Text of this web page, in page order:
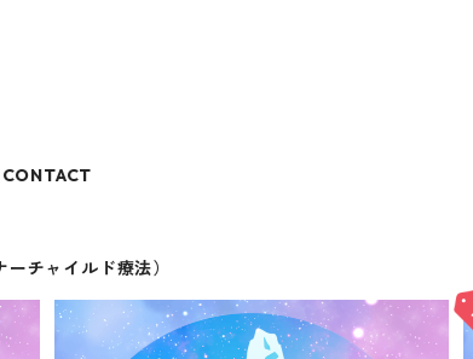
CONTACT
チャイルド療法）